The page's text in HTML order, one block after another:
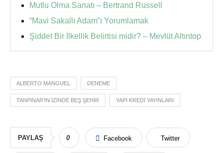
Mutlu Olma Sanatı – Bertrand Russell
“Mavi Sakallı Adam”ı Yorumlamak
Şiddet Bir İlkellik Belirtisi midir? – Mevlüt Altıntop
ALBERTO MANGUEL DENEME
TANPINAR'IN IZINDE BEŞ ŞEHIR YAPI KREDI YAYINLARI
PAYLAŞ 0 Facebook Twitter